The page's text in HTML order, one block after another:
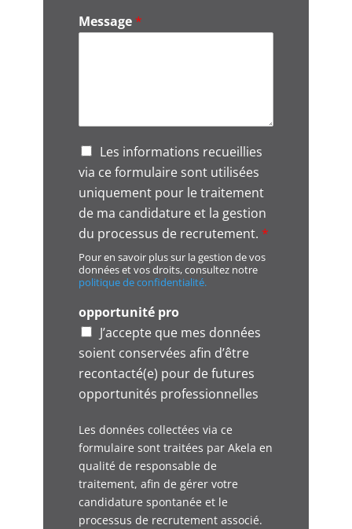
Message *
G
D
P
R
A
g
r
e
e
m
e
n
t
*
Les informations recueillies
via ce formulaire sont utilisées
uniquement pour le traitement
de ma candidature et la gestion
du processus de recrutement. *
Pour en savoir plus sur la gestion de vos
données et vos droits, consultez notre
politique de confidentialité.
opportunité pro
J’accepte que mes données
soient conservées afin d’être
recontacté(e) pour de futures
opportunités professionnelles
Les données collectées via ce
formulaire sont traitées par Akela en
qualité de responsable de
traitement, afin de gérer votre
candidature spontanée et le
processus de recrutement associé.